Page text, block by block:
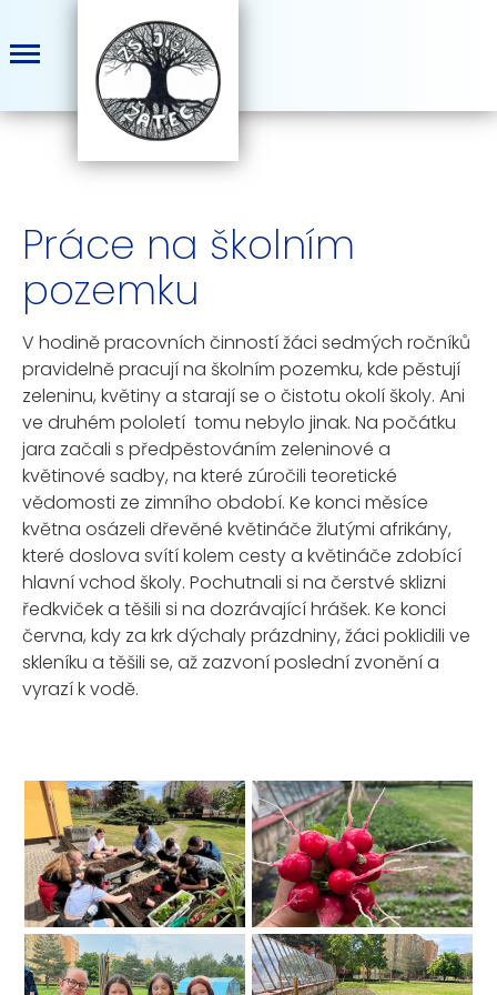
Práce na školním
pozemku
V hodině pracovních činností žáci sedmých ročníků
pravidelně pracují na školním pozemku, kde pěstují
zeleninu, květiny a starají se o čistotu okolí školy. Ani
ve druhém pololetí tomu nebylo jinak. Na počátku
jara začali s předpěstováním zeleninové a
květinové sadby, na které zúročili teoretické
vědomosti ze zimního období. Ke konci měsíce
května osázeli dřevěné květináče žlutými afrikány,
které doslova svítí kolem cesty a květináče zdobící
hlavní vchod školy. Pochutnali si na čerstvé sklizni
ředkviček a těšili si na dozrávající hrášek. Ke konci
června, kdy za krk dýchaly prázdniny, žáci poklidili ve
skleníku a těšili se, až zazvoní poslední zvonění a
vyrazí k vodě.